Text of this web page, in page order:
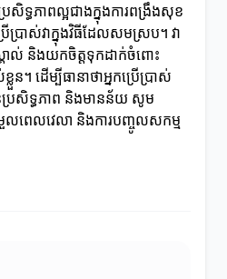
រសិទ្ធភាពល្អជាងក្នុងការពង្រឹងសុខ
ើប្រាស់វាក្នុងវិធីដែលសមស្រប។ វា
ាល់ និងយកចិត្តទុកដាក់ចំពោះ
ន។ ដើម្បីធានាថាអ្នកប្រើប្រាស់
ប្រសិទ្ធភាព និងមានន័យ សូម
ពេលវេលា និងការបញ្ចូលសកម្ម